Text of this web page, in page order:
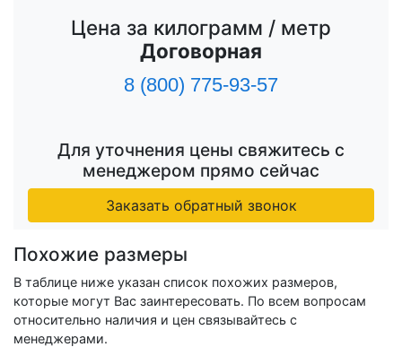
Цена за килограмм / метр
Договорная
8 (800) 775-93-57
Для уточнения цены свяжитесь с
менеджером прямо сейчас
Заказать обратный звонок
Похожие размеры
В таблице ниже указан список похожих размеров,
которые могут Вас заинтересовать. По всем вопросам
относительно наличия и цен связывайтесь с
менеджерами.